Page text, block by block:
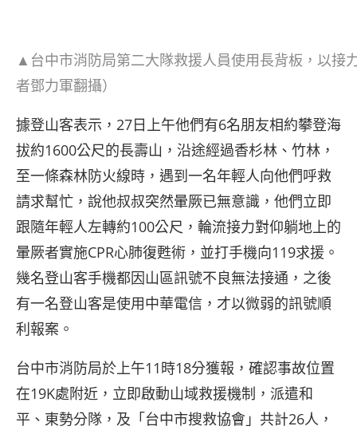
▲台中市消防局第二大隊救援人員使用長背板，以接
者鄧力軍翻攝）
據登山客表示，27日上午他們有6名朋友相約攀登海
拔約1600公尺的長壽山，沿途經過香杉林、竹林，
至一條森林防火線時，遇到一名年輕人向他們呼救
請求幫忙，說他叔叔突然暈厥已無意識，他們立即
跟隨年輕人左轉約100公尺，輪流接力對仰躺地上的
暈厥者實施CPR心肺復甦術，並打手機向119求援。
幾名登山客手機都因山區訊號不良無法接通，之後
有一名登山客是使用中華電信，才以微弱的訊號順
利報案。
台中市消防局於上午11時18分獲報，確認事故位置
在19K處附近，立即啟動山域救援機制，派遣和
平、東勢分隊，及「台中市搜救協會」共計26人，